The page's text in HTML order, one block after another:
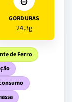
GORDURAS
24.3g
de Ferro